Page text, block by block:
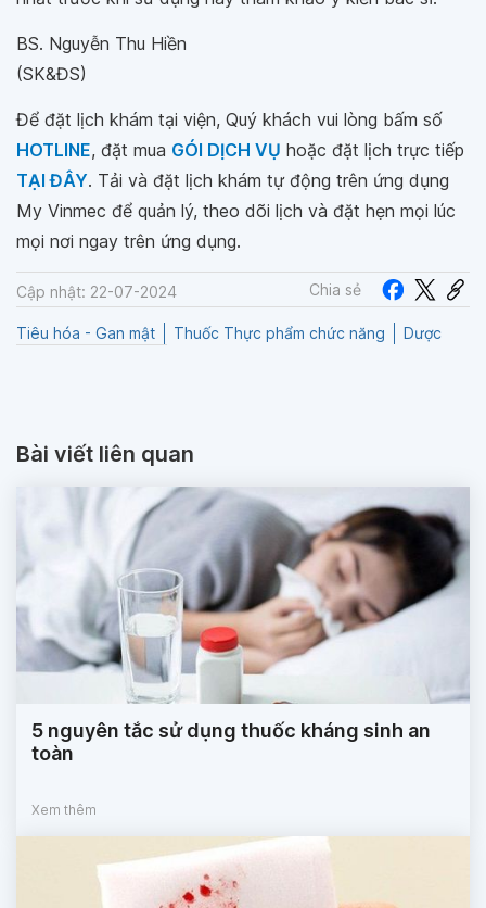
BS. Nguyễn Thu Hiền
(SK&ĐS)
Để đặt lịch khám tại viện, Quý khách vui lòng bấm số
HOTLINE, đặt mua GÓI DỊCH VỤ hoặc đặt lịch trực tiếp
TẠI ĐÂY. Tải và đặt lịch khám tự động trên ứng dụng
My Vinmec để quản lý, theo dõi lịch và đặt hẹn mọi lúc
mọi nơi ngay trên ứng dụng.
Cập nhật: 22-07-2024 Chia sẻ
Tiêu hóa - Gan mật Thuốc Thực phẩm chức năng Dược
Bài viết liên quan
5 nguyên tắc sử dụng thuốc kháng sinh an
toàn
Xem thêm